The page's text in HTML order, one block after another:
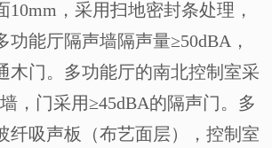
10mm ，采用扫地密封条处理，
功能厅隔声墙隔声量≥50dBA ，
木门。多功能厅的南北控制室采
，门采用≥45dBA的隔声门。多
纤吸声板（布艺面层），控制室